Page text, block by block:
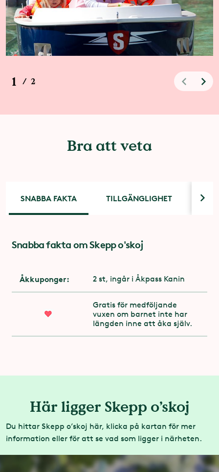
1 / 2
Bra att veta
SNABBA FAKTA TILLGÄNGLIGHET
Snabba fakta om Skepp o'skoj
Åkkuponger: 2 st, ingår i Åkpass Kanin
Gratis för medföljande
vuxen om barnet inte har
längden inne att åka själv.
Tillgänglighet
attraktionens utgång. Kontakta
attraktionspersonalen på plats
Maxvikt 150 kg per båt
Du får åka med gips
Ditt eget förarbevis
med sig hem!
Här ligger Skepp o’skoj
Du hittar Skepp o’skoj här, klicka på kartan för mer
information eller för att se vad som ligger i närheten.